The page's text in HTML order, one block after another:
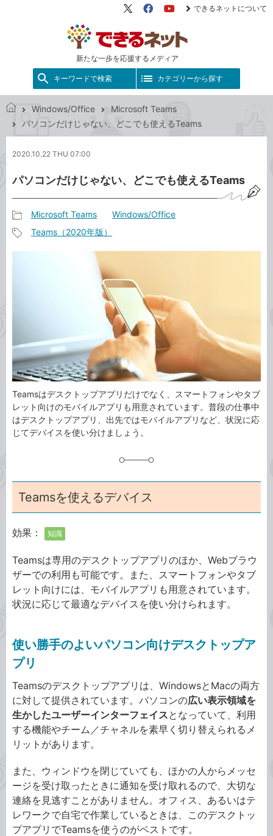
新たな一歩を応援するメディア
X（旧
FacebookYouTube
できるネットについて
キーワードで検索 カテゴリーから探す
ネ
ト
Windows/Office
Microsoft Teams
パソコンだけじゃない、どこでも使えるTeams
2020.10.22 THU 07:00
パソコンだけじゃない、どこでも使えるTeams
事
カ
Microsoft Teams Windows/Office
Teams（2020年版）
Teamsはデスクトップアプリだけでなく、スマートフォンやタブ
レット向けのモバイルアプリも用意されています。普段の仕事中
はデスクトップアプリ、出先ではモバイルアプリなど、状況に応
じてデバイスを使い分けましょう。
Teamsを使えるデバイス
効果： 知識
Teamsは専用のデスクトップアプリのほか、Webブラウ
ザーでの利用も可能です。また、スマートフォンやタブ
レット向けには、モバイルアプリも用意されています。
状況に応じて最適なデバイスを使い分けられます。
使い勝手のよいパソコン向けデスクトップア
プリ
Teamsのデスクトップアプリは、WindowsとMacの両方
に対して提供されています。パソコンの広い表示領域を
生かしたユーザーインターフェイスとなっていて、利用
する機能やチーム／チャネルを素早く切り替えられるメ
リットがあります。
また、ウィンドウを閉じていても、ほかの人からメッセ
ージを受け取ったときに通知を受け取れるので、大切な
連絡を見逃すことがありません。オフィス、あるいはテ
レワークで自宅で作業しているときは、このデスクトッ
プアプリでTeamsを使うのがベストです。